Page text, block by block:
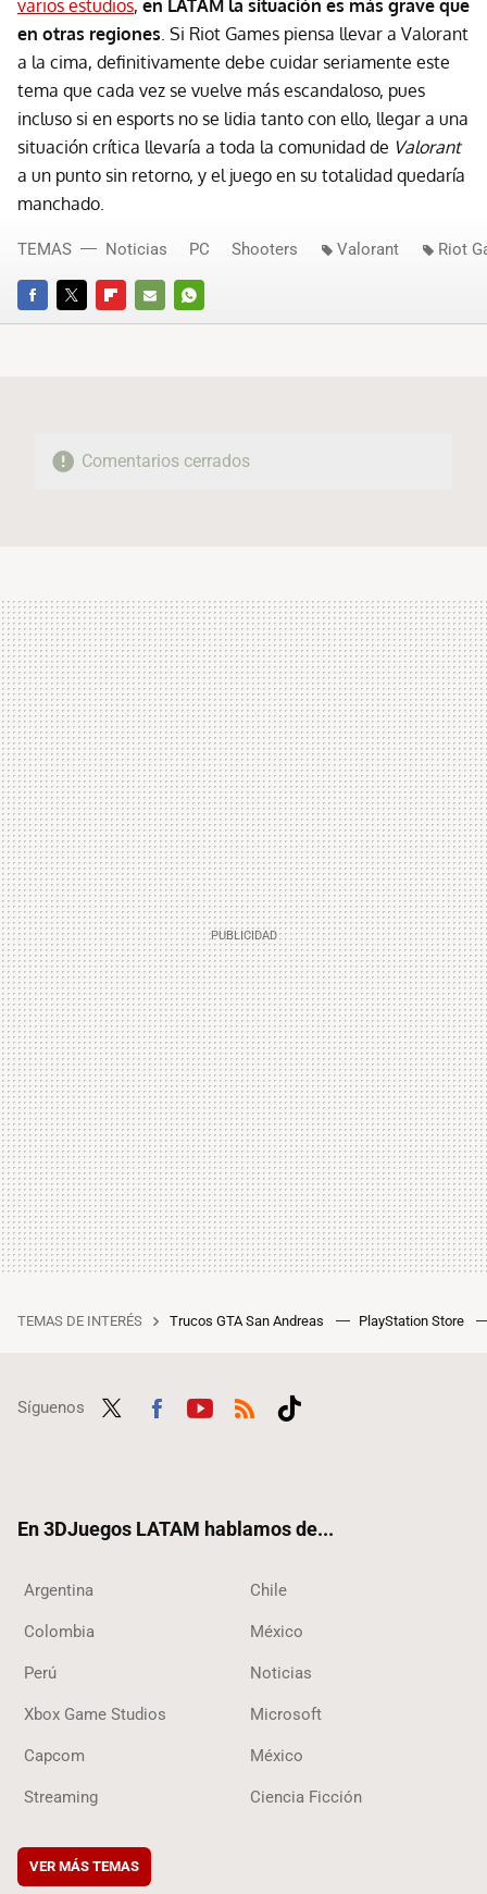
varios estudios, en LATAM la situación es más grave que
en otras regiones. Si Riot Games piensa llevar a Valorant
a la cima, definitivamente debe cuidar seriamente este
tema que cada vez se vuelve más escandaloso, pues
incluso si en esports no se lidia tanto con ello, llegar a una
situación crítica llevaría a toda la comunidad de Valorant
a un punto sin retorno, y el juego en su totalidad quedaría
manchado.
FACEBOOKTWITTERFLIPBOARD
E-
WHATSAPP
TEMAS Noticias PC Shooters Valorant Riot
Comentarios cerrados
TEMAS DE INTERÉS Trucos GTA San Andreas PlayStation Store
Síguenos
En 3DJuegos LATAM hablamos de...
Argentina Chile
Colombia México
Perú Noticias
Xbox Game Studios Microsoft
Capcom México
Streaming Ciencia Ficción
VER MÁS TEMAS